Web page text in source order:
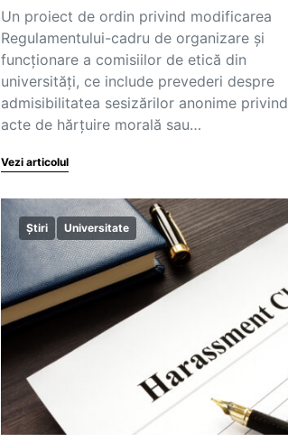
Un proiect de ordin privind modificarea
Regulamentului-cadru de organizare și
funcționare a comisiilor de etică din
universități, ce include prevederi despre
admisibilitatea sesizărilor anonime privind
acte de hărțuire morală sau…
Vezi articolul
Știri Universitate